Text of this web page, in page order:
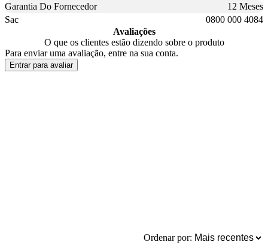
Garantia Do Fornecedor
12 Meses
Sac
0800 000 4084
Avaliações
O que os clientes estão dizendo sobre o produto
Para enviar uma avaliação, entre na sua conta.
Entrar para avaliar
Ordenar por: